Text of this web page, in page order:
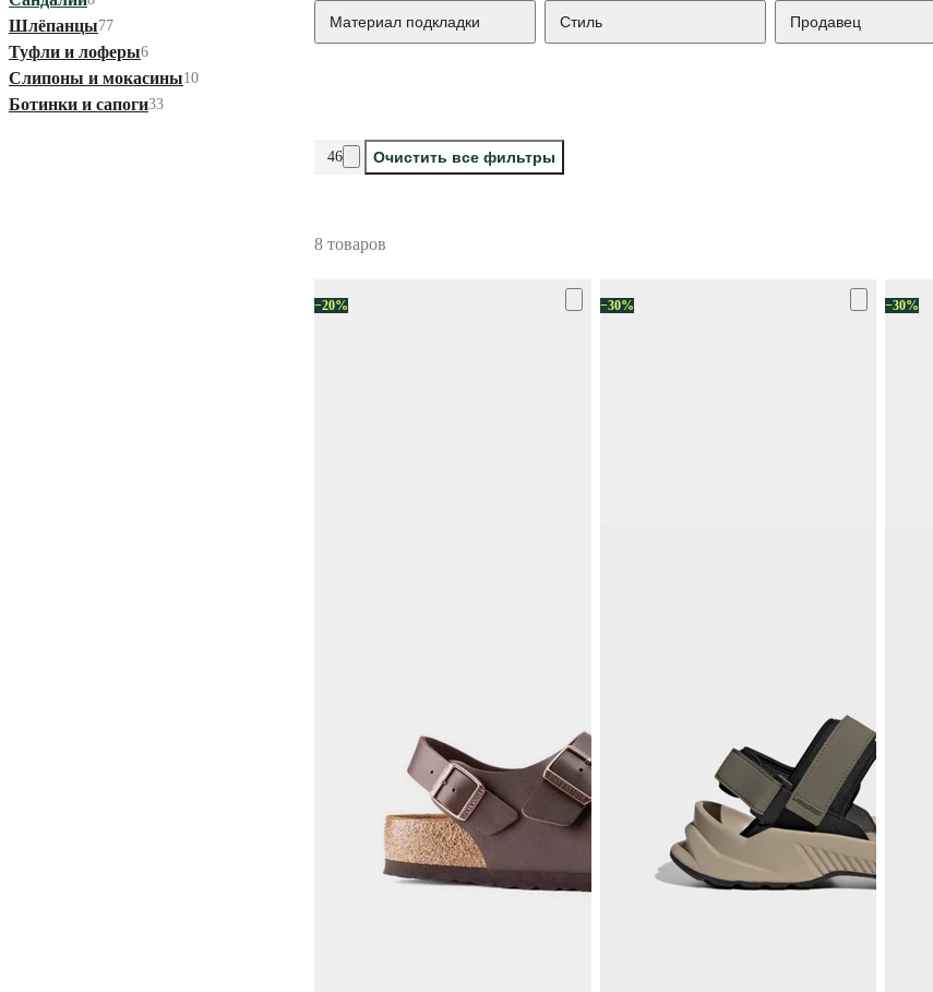
Шлёпанцы77
Туфли и лоферы6
Слипоны и мокасины10
Ботинки и сапоги33
Материал подкладки Стиль Продавец
46 Очистить все фильтры
8 товаров
−20% −30% −30%